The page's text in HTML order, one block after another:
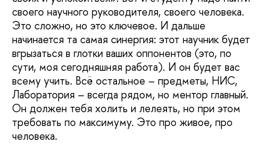
своего научного руководителя, своего человека.
Это сложно, но это ключевое. И дальше
начинается та самая синергия: этот научник будет
вгрызаться в глотки ваших оппонентов (это, по
сути, моя сегодняшняя работа). И он будет вас
всему учить. Всё остальное – предметы, НИС,
Лаборатория – всегда рядом, но ментор главный.
Он должен тебя холить и лелеять, но при этом
требовать по максимуму. Это про живое, про
человека.